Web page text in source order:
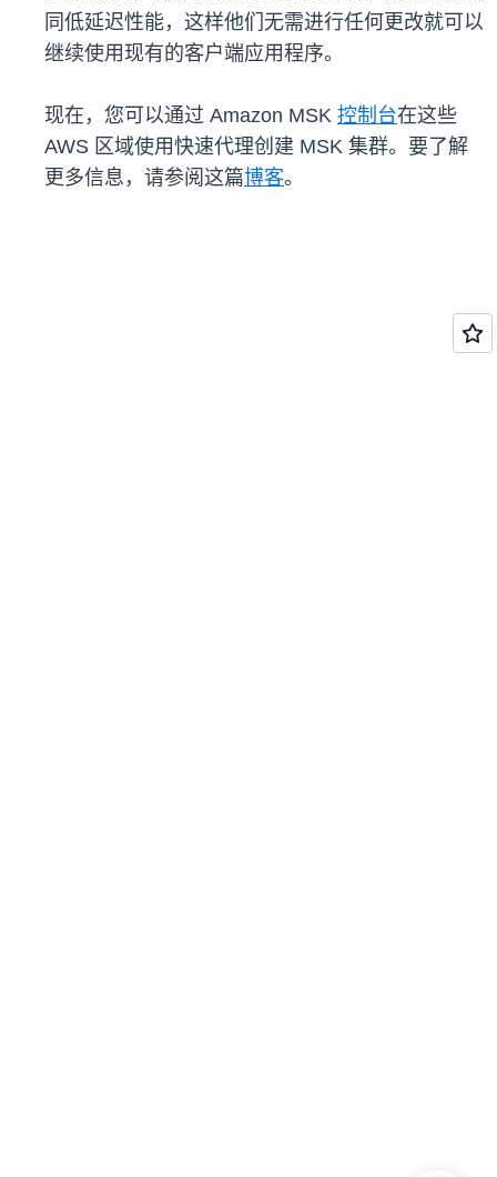
同低延迟性能，这样他们无需进行任何更改就可以
继续使用现有的客户端应用程序。
现在，您可以通过 Amazon MSK 控制台在这些
AWS 区域使用快速代理创建 MSK 集群。要了解
更多信息，请参阅这篇博客。